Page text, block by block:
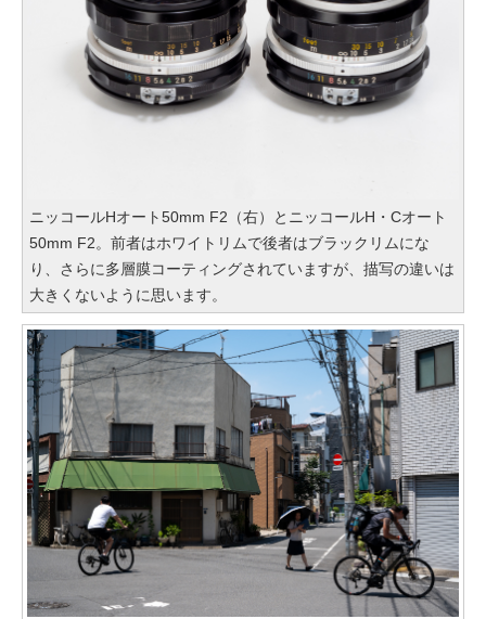
ニッコールHオート50mm F2（右）とニッコールH・Cオート
50mm F2。前者はホワイトリムで後者はブラックリムにな
り、さらに多層膜コーティングされていますが、描写の違いは
大きくないように思います。